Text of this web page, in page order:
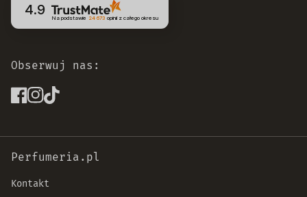
4.9
Na podstawie 24 673 opinii z całego okresu
Obserwuj nas:
Perfumeria.pl
Kontakt